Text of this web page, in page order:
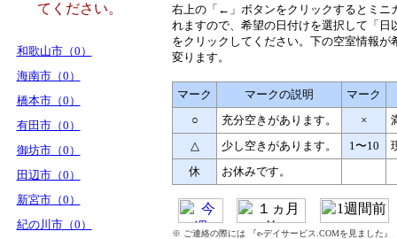
てください。
和歌山市（0）
海南市（0）
橋本市（0）
有田市（0）
御坊市（0）
田辺市（0）
新宮市（0）
紀の川市（0）
右上の「←」ボタンをクリックするとミニ
れますので、希望の日付けを選択して「日
をクリックしてください。下の空室情報が
変ります。
マーク マークの説明
マーク
○
充分空きがあります。 ×
△
少し空きがあります。 1〜10
休
お休みです。
※ ご連絡の際には 『e-デイサービス.COMを見ました